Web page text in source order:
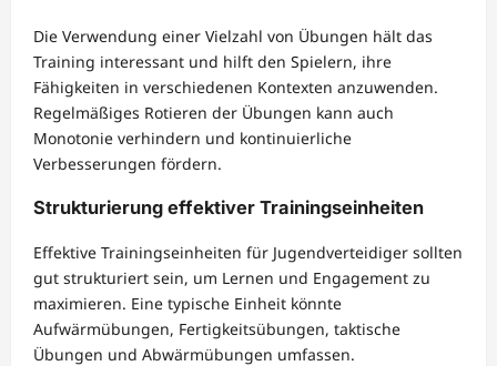
Die Verwendung einer Vielzahl von Übungen hält das
Training interessant und hilft den Spielern, ihre
Fähigkeiten in verschiedenen Kontexten anzuwenden.
Regelmäßiges Rotieren der Übungen kann auch
Monotonie verhindern und kontinuierliche
Verbesserungen fördern.
Strukturierung effektiver Trainingseinheiten
Effektive Trainingseinheiten für Jugendverteidiger sollten
gut strukturiert sein, um Lernen und Engagement zu
maximieren. Eine typische Einheit könnte
Aufwärmübungen, Fertigkeitsübungen, taktische
Übungen und Abwärmübungen umfassen.